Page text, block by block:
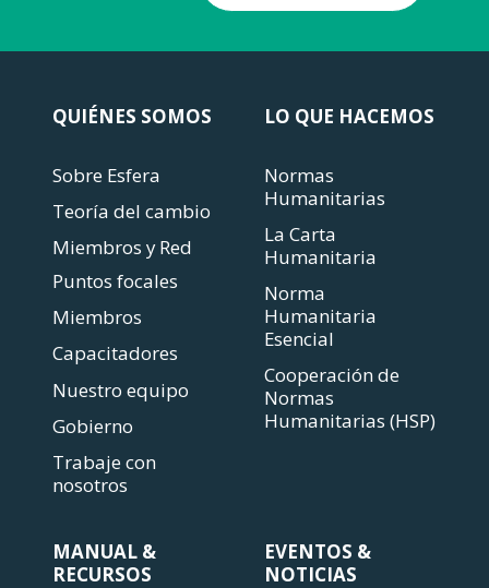
QUIÉNES SOMOS
Sobre Esfera
Teoría del cambio
Miembros y Red
Puntos focales
Miembros
Capacitadores
Nuestro equipo
Gobierno
Trabaje con
nosotros
LO QUE HACEMOS
Normas
Humanitarias
La Carta
Humanitaria
Norma
Humanitaria
Esencial
Cooperación de
Normas
Humanitarias (HSP)
MANUAL &
RECURSOS
EVENTOS &
NOTICIAS